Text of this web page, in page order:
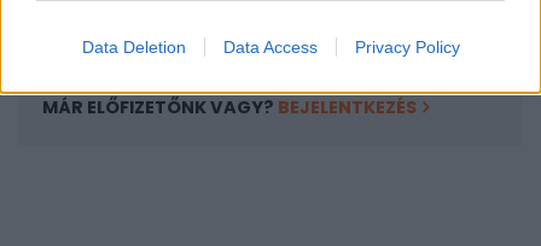
Data Deletion Data Access Privacy Policy
MÁR ELŐFIZETŐNK VAGY? BEJELENTKEZÉS